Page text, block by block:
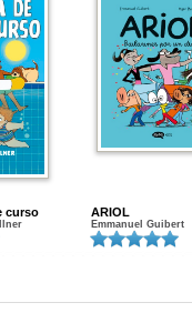
curso ARIOL
Emmanuel Guibert